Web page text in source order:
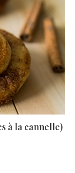
à la cannelle)